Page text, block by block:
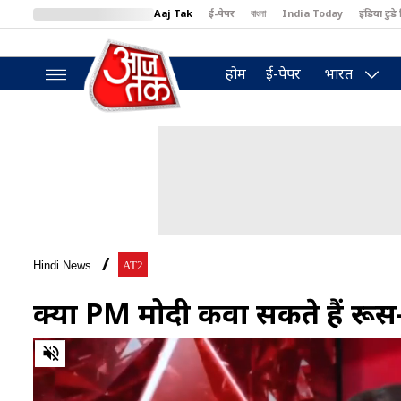
Aaj Tak ई-पेपर বাংলা India Today इंडिया टुडे
BT Bazaar
होम ई-पेपर भारत
Hindi News AT2
क्या PM मोदी रुकवा सकते हैं
0
of
15
minutes,